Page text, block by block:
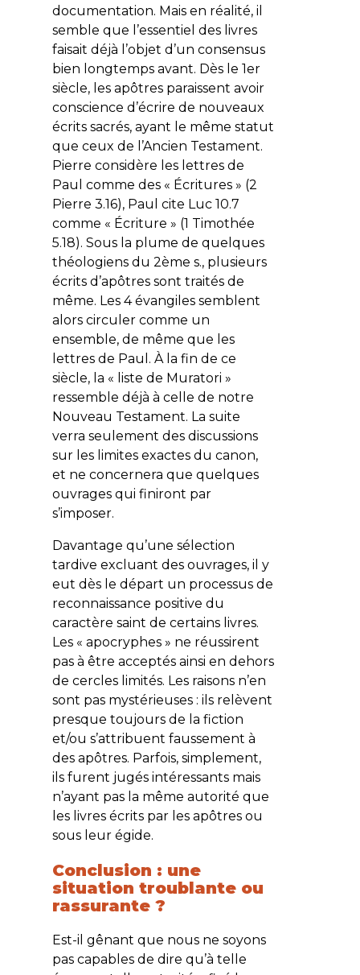
documentation. Mais en réalité, il
semble que l’essentiel des livres
faisait déjà l’objet d’un consensus
bien longtemps avant. Dès le 1er
siècle, les apôtres paraissent avoir
conscience d’écrire de nouveaux
écrits sacrés, ayant le même statut
que ceux de l’Ancien Testament.
Pierre considère les lettres de
Paul comme des « Écritures » (2
Pierre 3.16), Paul cite Luc 10.7
comme « Écriture » (1 Timothée
5.18). Sous la plume de quelques
théologiens du 2ème s., plusieurs
écrits d’apôtres sont traités de
même. Les 4 évangiles semblent
alors circuler comme un
ensemble, de même que les
lettres de Paul. À la fin de ce
siècle, la « liste de Muratori »
ressemble déjà à celle de notre
Nouveau Testament. La suite
verra seulement des discussions
sur les limites exactes du canon,
et ne concernera que quelques
ouvrages qui finiront par
s’imposer.
Davantage qu’une sélection
tardive excluant des ouvrages, il y
eut dès le départ un processus de
reconnaissance positive du
caractère saint de certains livres.
Les « apocryphes » ne réussirent
pas à être acceptés ainsi en dehors
de cercles limités. Les raisons n’en
sont pas mystérieuses : ils relèvent
presque toujours de la fiction
et/ou s’attribuent faussement à
des apôtres. Parfois, simplement,
ils furent jugés intéressants mais
n’ayant pas la même autorité que
les livres écrits par les apôtres ou
sous leur égide.
Conclusion : une
situation troublante ou
rassurante ?
Est-il gênant que nous ne soyons
pas capables de dire qu’à telle